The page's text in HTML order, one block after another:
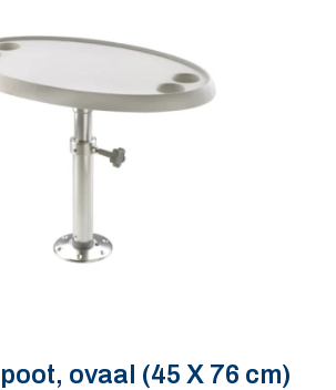
ovaal (45 X 76 cm)